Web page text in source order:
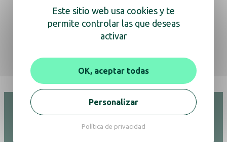
Este sitio web usa cookies y te
permite controlar las que deseas
activar
OK, aceptar todas
Personalizar
Política de privacidad